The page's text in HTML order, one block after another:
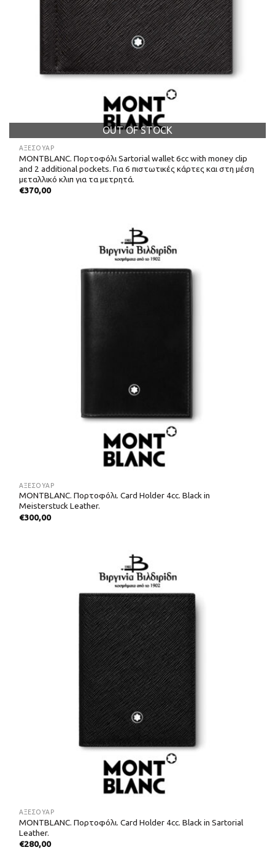
OUT OF STOCK
ΑΞΕΣΟΥΑΡ
MONTBLANC. Πορτοφόλι Sartorial wallet 6cc with money clip
and 2 additional pockets. Για 6 πιστωτικές κάρτες και στη μέση
μεταλλικό κλιπ για τα μετρητά.
€370,00
ΑΞΕΣΟΥΑΡ
MONTBLANC. Πορτοφόλι. Card Holder 4cc. Black in
Meisterstuck Leather.
€300,00
ΑΞΕΣΟΥΑΡ
MONTBLANC. Πορτοφόλι. Card Holder 4cc. Black in Sartorial
Leather.
€280,00